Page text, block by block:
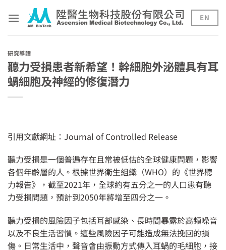
content
EN
研究導讀
聽力受損患者新希望！幹細胞外泌體具有耳
蝸細胞及神經的修復潛力
引用文獻網址： Journal of Controlled Release
聽力受損是一個普遍存在且常被低估的全球健康問題，影響
各個年齡層的人。根據世界衛生組織（WHO）的《世界聽
力報告》，截至2021年，全球約有五分之一的人口患有聽
力受損問題，預計到2050年將增至四分之一。
聽力受損的風險因子包括耳部感染、長時間暴露於高頻噪音
以及不良生活習慣。這些風險因子可能造成無法挽回的損
傷。日常生活中，聲音會由振動方式傳入耳蝸的毛細胞，接